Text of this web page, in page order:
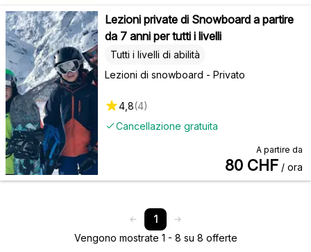
Lezioni private di Snowboard a partire
da 7 anni per tutti i livelli
Lezioni di snowboard - Privato
Tutti i livelli di abilità
Cancellazione gratuita
4,8(4)
A partire da
80 CHF / ora
1
Vengono mostrate 1 - 8 su 8 offerte